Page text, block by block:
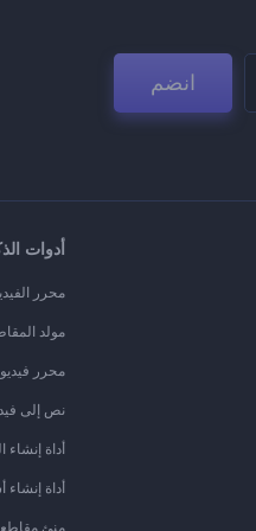
انضم
أدوات
محرر
مولد
محرر
نص إلى
أداة إنشاء
أداة
منئ مقاطع